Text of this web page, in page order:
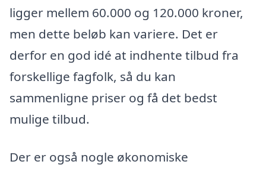
ligger mellem 60.000 og 120.000 kroner,
men dette beløb kan variere. Det er
derfor en god idé at indhente tilbud fra
forskellige fagfolk, så du kan
sammenligne priser og få det bedst
mulige tilbud.
Der er også nogle økonomiske